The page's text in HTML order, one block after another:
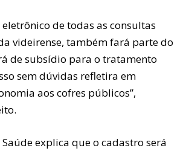
de todas as consultas
videirense, também fará parte do
de subsídio para o tratamento
sem dúvidas refletira em
aos cofres públicos”,
explica que o cadastro será